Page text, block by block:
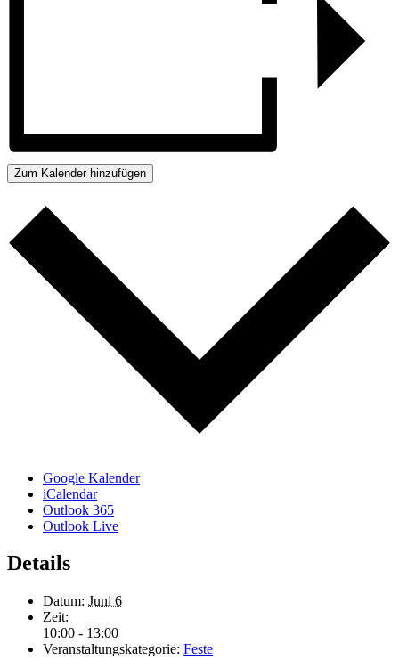
Zum Kalender hinzufügen
Google Kalender
iCalendar
Outlook 365
Outlook Live
Details
Datum: Juni 6
Zeit:
10:00 - 13:00
Veranstaltungskategorie: Feste